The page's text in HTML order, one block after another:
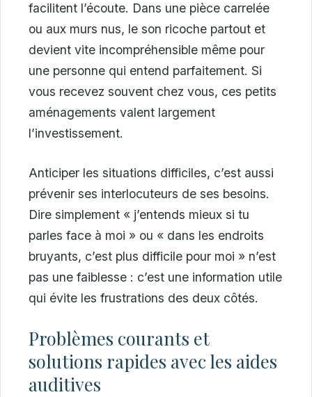
facilitent l’écoute. Dans une pièce carrelée
ou aux murs nus, le son ricoche partout et
devient vite incompréhensible même pour
une personne qui entend parfaitement. Si
vous recevez souvent chez vous, ces petits
aménagements valent largement
l’investissement.
Anticiper les situations difficiles, c’est aussi
prévenir ses interlocuteurs de ses besoins.
Dire simplement « j’entends mieux si tu
parles face à moi » ou « dans les endroits
bruyants, c’est plus difficile pour moi » n’est
pas une faiblesse : c’est une information utile
qui évite les frustrations des deux côtés.
Problèmes courants et
solutions rapides avec les aides
auditives